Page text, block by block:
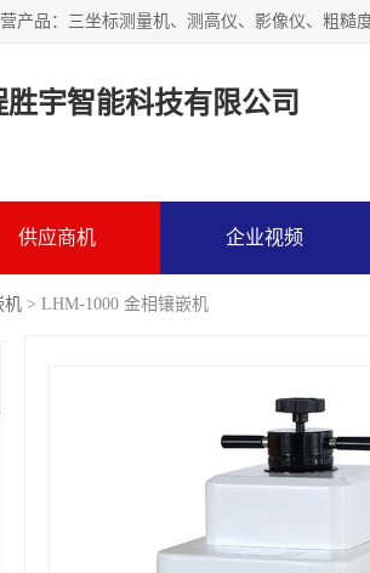
胜宇智能科技有限公司
供应商机 企业视频
机 > LHM-1000 金相镶嵌机